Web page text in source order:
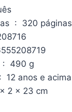
Número de páginas ‏ : ‎ 320 páginas
6555208719
Peso do produto ‏ : ‎ 490 g
Idade de leitura ‏ : ‎ 12 anos e acima
: ‎ 16 x 2 x 23 cm